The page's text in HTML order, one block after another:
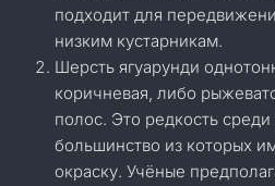
подходит для
низким кустарникам.
Шерсть ягуарунди
коричневая, либо
полос. Это редкость
большинство из которых
окраску. Учёные